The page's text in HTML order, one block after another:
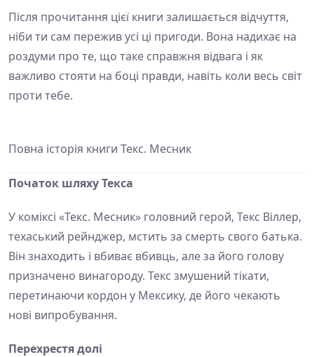
Після прочитання цієї книги залишається відчуття,
ніби ти сам пережив усі ці пригоди. Вона надихає на
роздуми про те, що таке справжня відвага і як
важливо стояти на боці правди, навіть коли весь світ
проти тебе.
Повна історія книги Текс. Месник
Початок шляху Текса
У коміксі «Текс. Месник» головний герой, Текс Віллер,
техаський рейнджер, мстить за смерть свого батька.
Він знаходить і вбиває вбивць, але за його голову
призначено винагороду. Текс змушений тікати,
перетинаючи кордон у Мексику, де його чекають
нові випробування.
Перехрестя долі